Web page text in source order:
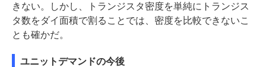
きない。しかし、トランジスタ密度を単純にトランジス
タ数をダイ面積で割ることでは、密度を比較できないこ
とも確かだ。
ユニットデマンドの今後